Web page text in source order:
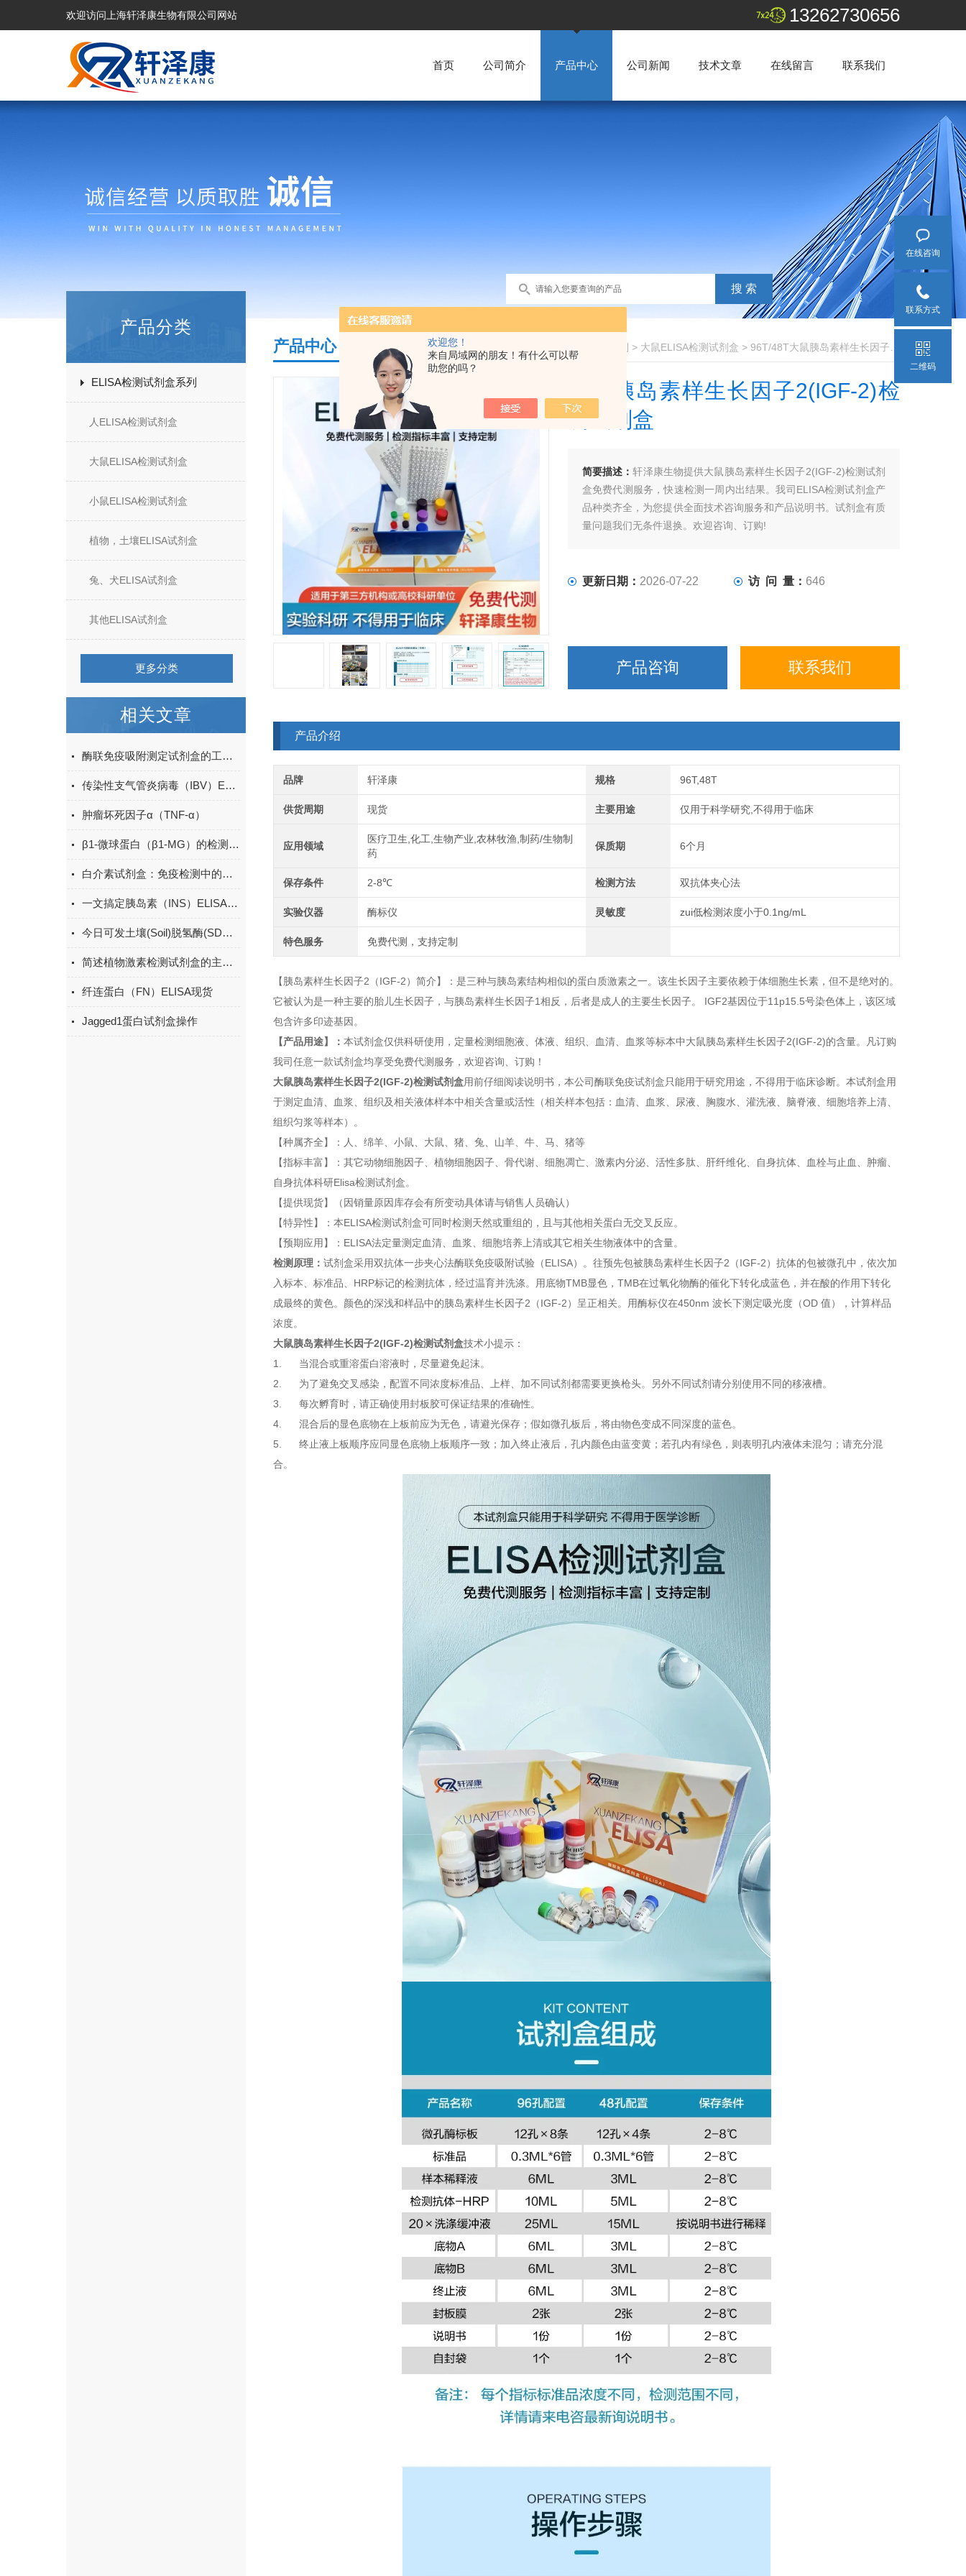
欢迎您！
来自局域网的朋友！有什么可以帮
助您的吗？
欢迎访问上海轩泽康生物有限公司网站 13262730656
首页 公司简介 产品中心 公司新闻 技术文章 在线留言 联系我们
产品分类
ELISA检测试剂盒系列
人ELISA检测试剂盒
大鼠ELISA检测试剂盒
小鼠ELISA检测试剂盒
植物，土壤ELISA试剂盒
兔、犬ELISA试剂盒
其他ELISA试剂盒
更多分类
相关文章
酶联免疫吸附测定试剂盒的工作原理与应用
传染性支气管炎病毒（IBV）ELISA定性
肿瘤坏死因子α（TNF-α）
β1-微球蛋白（β1-MG）的检测方法有哪些？
白介素试剂盒：免疫检测中的关键工具
一文搞定胰岛素（INS）ELISA试剂盒的操作方法
今日可发土壤(Soil)脱氢酶(SDHA)ELISA检测试剂盒＠科研
简述植物激素检测试剂盒的主要用途
纤连蛋白（FN）ELISA现货
Jagged1蛋白试剂盒操作
您的位置：首页 > 大鼠ELISA检测试剂盒 > 96T/48T大鼠胰岛素样生长因子2(IGF-2)检测试剂盒
产品中心
大鼠胰岛素样生长因子2(IGF-2)检
测试剂盒
简要描述：轩泽康生物提供大鼠胰岛素样生长因子2(IGF-2)检测试剂
盒免费代测服务，快速检测一周内出结果。我司ELISA检测试剂盒产
品种类齐全，为您提供全面技术咨询服务和产品说明书。试剂盒有质
量问题我们无条件退换。欢迎咨询、订购!
更新日期： 2026-07-22 访 问 量： 646
产品咨询 联系我们
产品介绍
品牌 轩泽康 规格 96T,48T
供货周期 现货 主要用途 仅用于科学研究,不得用于临床
应用领域
医疗卫生,化工,生物产业,农林牧渔,制药/生物制
药
保质期 6个月
保存条件 2-8℃ 检测方法 双抗体夹心法
实验仪器 酶标仪 灵敏度 zui低检测浓度小于0.1ng/mL
特色服务 免费代测，支持定制
【胰岛素样生长因子2（IGF-2）简介】：是三种与胰岛素结构相似的蛋白质激素之一。该生长因子主要依赖于体细胞生长素，但不是绝对的。
它被认为是一种主要的胎儿生长因子，与胰岛素样生长因子1相反，后者是成人的主要生长因子。 IGF2基因位于11p15.5号染色体上，该区域
包含许多印迹基因。
【产品用途】： 本试剂盒仅供科研使用，定量检测细胞液、体液、组织、血清、血浆等标本中大鼠胰岛素样生长因子2(IGF-2)的含量。凡订购
我司任意一款试剂盒均享受免费代测服务，欢迎咨询、订购！
大鼠胰岛素样生长因子2(IGF-2)检测试剂盒用前仔细阅读说明书，本公司酶联免疫试剂盒只能用于研究用途，不得用于临床诊断。本试剂盒用
于测定血清、血浆、组织及相关液体样本中相关含量或活性（相关样本包括：血清、血浆、尿液、胸腹水、灌洗液、脑脊液、细胞培养上清、
组织匀浆等样本）。
【种属齐全】：人、绵羊、小鼠、大鼠、猪、兔、山羊、牛、马、猪等
【指标丰富】：其它动物细胞因子、植物细胞因子、骨代谢、细胞凋亡、激素内分泌、活性多肽、肝纤维化、自身抗体、血栓与止血、肿瘤、
自身抗体科研Elisa检测试剂盒。
【提供现货】（因销量原因库存会有所变动具体请与销售人员确认）
【特异性】：本ELISA检测试剂盒可同时检测天然或重组的，且与其他相关蛋白无交叉反应。
【预期应用】：ELISA法定量测定血清、血浆、细胞培养上清或其它相关生物液体中的含量。
检测原理： 试剂盒采用双抗体一步夹心法酶联免疫吸附试验（ELISA）。往预先包被胰岛素样生长因子2（IGF-2）抗体的包被微孔中，依次加
入标本、标准品、HRP标记的检测抗体，经过温育并洗涤。用底物TMB显色，TMB在过氧化物酶的催化下转化成蓝色，并在酸的作用下转化
成最终的黄色。颜色的深浅和样品中的胰岛素样生长因子2（IGF-2）呈正相关。用酶标仪在450nm 波长下测定吸光度（OD 值），计算样品
浓度。
大鼠胰岛素样生长因子2(IGF-2)检测试剂盒技术小提示：
1. 当混合或重溶蛋白溶液时，尽量避免起沫。
2. 为了避免交叉感染，配置不同浓度标准品、上样、加不同试剂都需要更换枪头。另外不同试剂请分别使用不同的移液槽。
3. 每次孵育时，请正确使用封板胶可保证结果的准确性。
4. 混合后的显色底物在上板前应为无色，请避光保存；假如微孔板后，将由物色变成不同深度的蓝色。
5. 终止液上板顺序应同显色底物上板顺序一致；加入终止液后，孔内颜色由蓝变黄；若孔内有绿色，则表明孔内液体未混匀；请充分混
合。
在线咨询
联系方式
二维码